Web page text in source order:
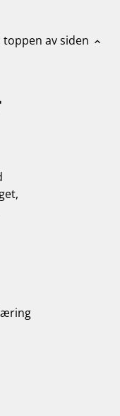
toppen av siden expand_less